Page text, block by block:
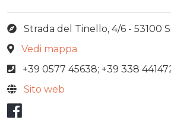
Strada del Tinello, 4/6 - 53100
Vedi mappa
+39 0577 45638; +39 338
Sito web
Facebook